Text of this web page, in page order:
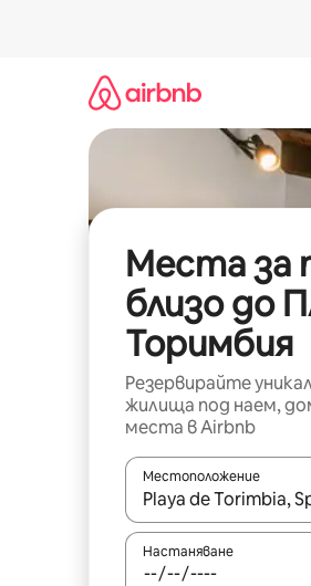
Места за
близо до
Торимбия
Резервирайте
жилища под наем,
места в Airbnb
Местоположение
Когато резултатите
Настаняване